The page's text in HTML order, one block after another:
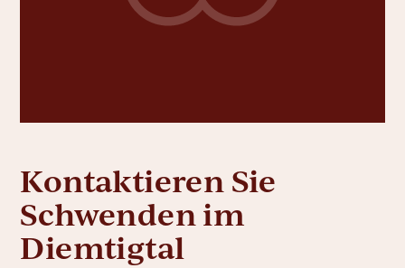
Kontaktieren Sie
Schwenden im
Diemtigtal